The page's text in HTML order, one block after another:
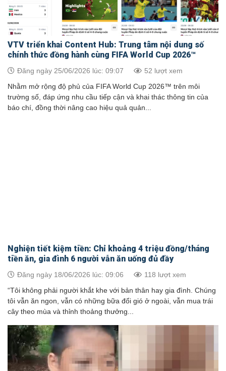
VTV triển khai Content Hub: Trung tâm nội dung số
chính thức đồng hành cùng FIFA World Cup 2026™
Đăng ngày 25/06/2026 lúc: 09:07 52 lượt xem
Nhằm mở rộng độ phủ của FIFA World Cup 2026™ trên môi
trường số, đáp ứng nhu cầu tiếp cận và khai thác thông tin của
báo chí, đồng thời nâng cao hiệu quả quản...
Nghiện tiết kiệm tiền: Chỉ khoảng 4 triệu đồng/tháng
tiền ăn, gia đình 6 người vẫn ăn uống đủ đầy
Đăng ngày 18/06/2026 lúc: 09:06 118 lượt xem
“Tôi không phải người khắt khe với bản thân hay gia đình. Chúng
tôi vẫn ăn ngon, vẫn có những bữa đổi gió ở ngoài, vẫn mua trái
cây theo mùa và thỉnh thoảng thưởng...